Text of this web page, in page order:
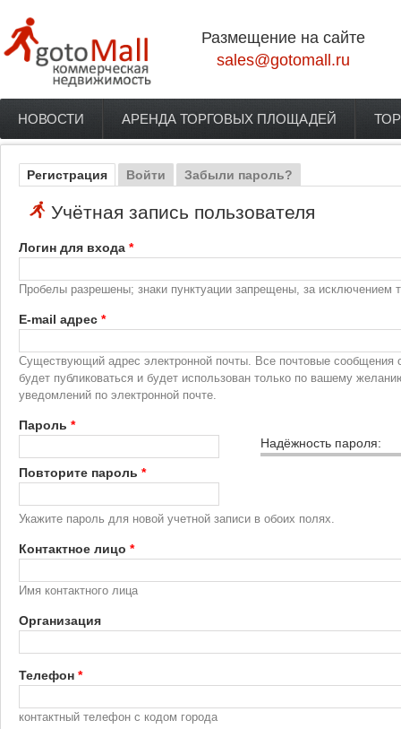
Размещение на сайте
sales@gotomall.ru
Главное меню
НОВОСТИ АРЕНДА ТОРГОВЫХ ПЛОЩАДЕЙ
Главные вкладки
Регистрация (активная вкладка)
Войти Забыли пароль?
Учётная запись пользователя
Логин для входа *
Пробелы разрешены; знаки пунктуации запрещены, за исключением
E-mail адрес *
Существующий адрес электронной почты. Все почтовые сообщения
будет публиковаться и будет использован только по вашему
уведомлений по электронной почте.
Надёжность пароля:
Пароль *
Повторите пароль *
Укажите пароль для новой учетной записи в обоих полях.
Контактное лицо *
Имя контактного лица
Организация
Телефон *
контактный телефон с кодом города